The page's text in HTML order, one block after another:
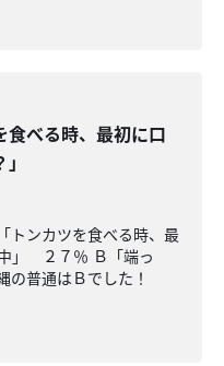
食べる時、最初に口
トンカツを食べる時、最
」 ２７％ Ｂ「端っ
普通はＢでした！